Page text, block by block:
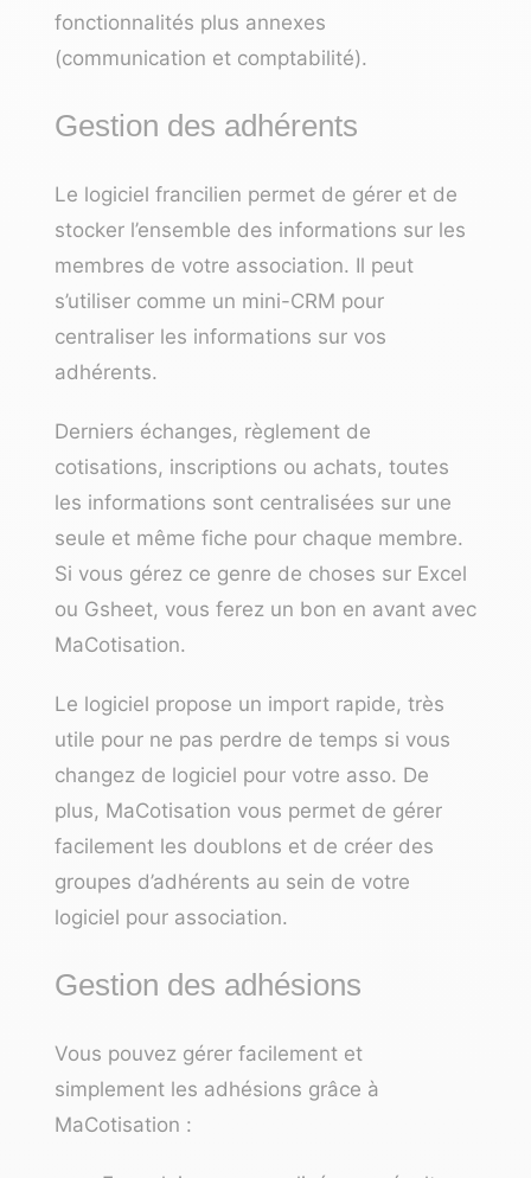
fonctionnalités plus annexes
(communication et comptabilité).
Gestion des adhérents
Le logiciel francilien permet de gérer et de
stocker l’ensemble des informations sur les
membres de votre association. Il peut
s’utiliser comme un mini-CRM pour
centraliser les informations sur vos
adhérents.
Derniers échanges, règlement de
cotisations, inscriptions ou achats, toutes
les informations sont centralisées sur une
seule et même fiche pour chaque membre.
Si vous gérez ce genre de choses sur Excel
ou Gsheet, vous ferez un bon en avant avec
MaCotisation.
Le logiciel propose un import rapide, très
utile pour ne pas perdre de temps si vous
changez de logiciel pour votre asso. De
plus, MaCotisation vous permet de gérer
facilement les doublons et de créer des
groupes d’adhérents au sein de votre
logiciel pour association.
Gestion des adhésions
Vous pouvez gérer facilement et
simplement les adhésions grâce à
MaCotisation :